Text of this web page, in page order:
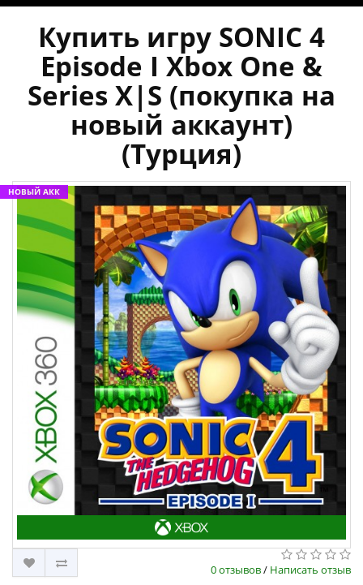
Купить игру SONIC 4
Episode I Xbox One &
Series X|S (покупка на
новый аккаунт)
(Турция)
НОВЫЙ АКК
0 отзывов/ Написать отзыв